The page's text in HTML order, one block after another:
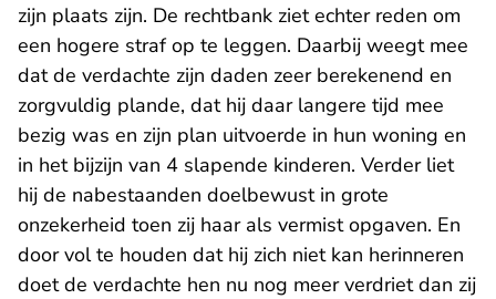
zijn plaats zijn. De rechtbank ziet echter reden om
een hogere straf op te leggen. Daarbij weegt mee
dat de verdachte zijn daden zeer berekenend en
zorgvuldig plande, dat hij daar langere tijd mee
bezig was en zijn plan uitvoerde in hun woning en
in het bijzijn van 4 slapende kinderen. Verder liet
hij de nabestaanden doelbewust in grote
onzekerheid toen zij haar als vermist opgaven. En
door vol te houden dat hij zich niet kan herinneren
doet de verdachte hen nu nog meer verdriet dan zij